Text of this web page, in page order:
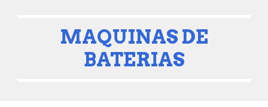
MAQUINAS DE
BATERIAS